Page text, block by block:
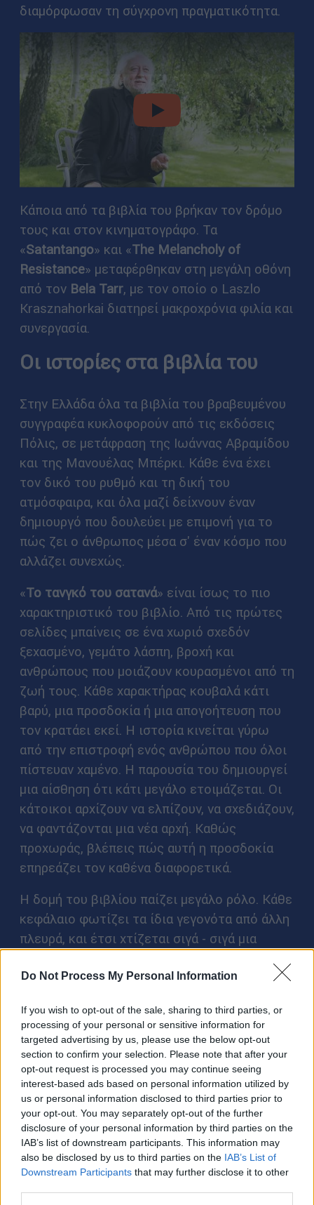
Do Not Process My Personal Information
If you wish to opt-out of the sale, sharing to third parties, or
processing of your personal or sensitive information for
targeted advertising by us, please use the below opt-out
section to confirm your selection. Please note that after your
opt-out request is processed you may continue seeing
interest-based ads based on personal information utilized by
us or personal information disclosed to third parties prior to
your opt-out. You may separately opt-out of the further
disclosure of your personal information by third parties on the
IAB’s list of downstream participants. This information may
also be disclosed by us to third parties on the IAB’s List of
Downstream Participants that may further disclose it to other
διαμόρφωσαν τη σύγχρονη πραγματικότητα.
video
Κάποια από τα βιβλία του βρήκαν τον δρόμο
τους και στον κινηματογράφο. Τα
«Satantango» και «The Melancholy of
Resistance» μεταφέρθηκαν στη μεγάλη οθόνη
από τον Bela Tarr, με τον οποίο ο Laszlo
Krasznahorkai διατηρεί μακροχρόνια φιλία και
συνεργασία.
Οι ιστορίες στα βιβλία του
Στην Ελλάδα όλα τα βιβλία του βραβευμένου
συγγραφέα κυκλοφορούν από τις εκδόσεις
Πόλις, σε μετάφραση της Ιωάννας Αβραμίδου
και της Μανουέλας Μπέρκι. Κάθε ένα έχει
τον δικό του ρυθμό και τη δική του
ατμόσφαιρα, και όλα μαζί δείχνουν έναν
δημιουργό που δουλεύει με επιμονή για το
πώς ζει ο άνθρωπος μέσα σ' έναν κόσμο που
αλλάζει συνεχώς.
«Το τανγκό του σατανά» είναι ίσως το πιο
χαρακτηριστικό του βιβλίο. Από τις πρώτες
σελίδες μπαίνεις σε ένα χωριό σχεδόν
ξεχασμένο, γεμάτο λάσπη, βροχή και
ανθρώπους που μοιάζουν κουρασμένοι από τη
ζωή τους. Κάθε χαρακτήρας κουβαλά κάτι
βαρύ, μια προσδοκία ή μια απογοήτευση που
τον κρατάει εκεί. Η ιστορία κινείται γύρω
από την επιστροφή ενός ανθρώπου που όλοι
πίστευαν χαμένο. Η παρουσία του δημιουργεί
μια αίσθηση ότι κάτι μεγάλο ετοιμάζεται. Οι
κάτοικοι αρχίζουν να ελπίζουν, να σχεδιάζουν,
να φαντάζονται μια νέα αρχή. Καθώς
προχωράς, βλέπεις πώς αυτή η προσδοκία
επηρεάζει τον καθένα διαφορετικά.
Η δομή του βιβλίου παίζει μεγάλο ρόλο. Κάθε
κεφάλαιο φωτίζει τα ίδια γεγονότα από άλλη
πλευρά, και έτσι χτίζεται σιγά - σιγά μια
κάτι που επαναλαμβάνεται με μικρές αλλαγές,
ταυτόχρονα. Αυτό που μένει έντονα είναι η
αίσθηση του χρόνου. Οι μέρες κυλούν αργά,
κάθε κίνηση έχει βάρος και ακόμη και μια
απλή διαδρομή από το ένα σπίτι στο άλλο
μοιάζει σημαντική. Είναι από εκείνα τα βιβλία
που σε βάζουν να δεις την καθημερινότητα με
άλλο μάτι.
Στο βιβλίο «Η μελαγχολία της αντίστασης»